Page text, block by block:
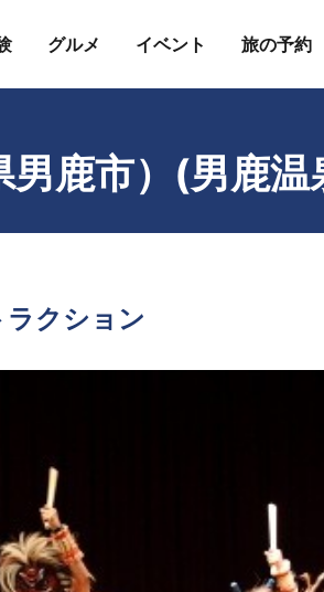
グルメ イベント 旅の予約
鹿市）(男鹿温
クション